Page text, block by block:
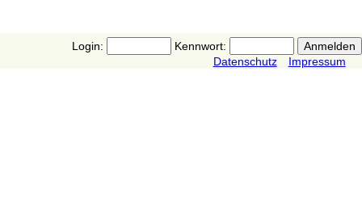
Login:
Kennwort:
Datenschutz
Impressum